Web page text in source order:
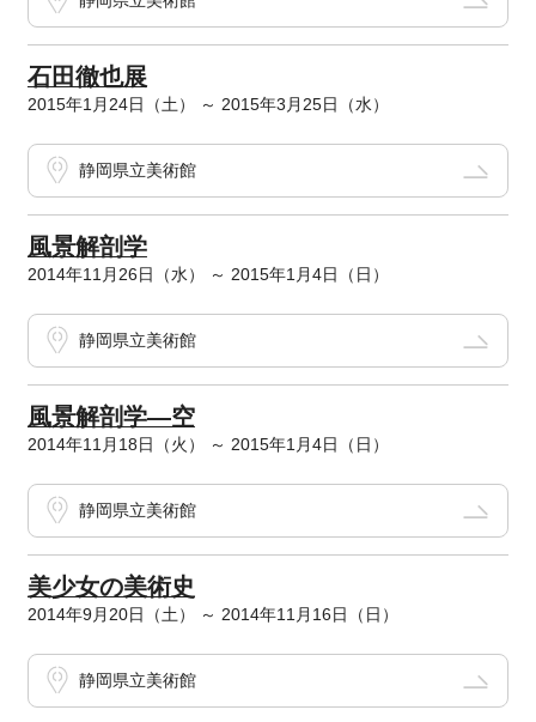
石田徹也展
2015年1月24日（土） ～ 2015年3月25日（水）
静岡県立美術館
風景解剖学
2014年11月26日（水） ～ 2015年1月4日（日）
静岡県立美術館
風景解剖学―空
2014年11月18日（火） ～ 2015年1月4日（日）
静岡県立美術館
美少女の美術史
2014年9月20日（土） ～ 2014年11月16日（日）
静岡県立美術館